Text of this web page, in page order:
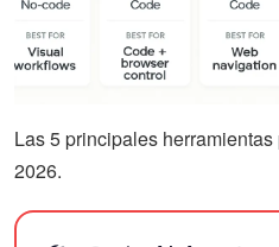
Las 5 principales
2026.